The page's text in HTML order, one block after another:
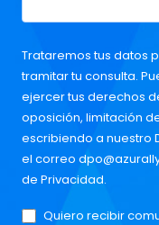
Trataremos tus datos
tramitar tu consulta.
ejercer tus derechos
oposición, limitación
escribiendo a nuestro
el correo
de Privacidad.
Quiero recibir